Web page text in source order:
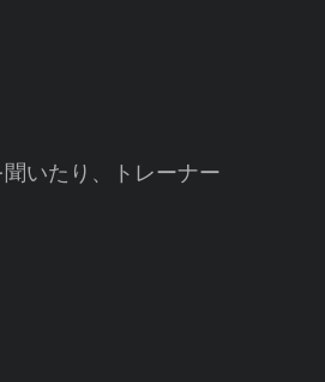
いたり、トレーナー